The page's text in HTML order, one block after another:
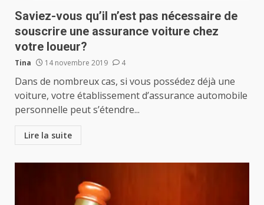
Saviez-vous qu’il n’est pas nécessaire de
souscrire une assurance voiture chez
votre loueur?
Tina 14 novembre 2019 4
Dans de nombreux cas, si vous possédez déjà une
voiture, votre établissement d’assurance automobile
personnelle peut s’étendre...
Lire la suite